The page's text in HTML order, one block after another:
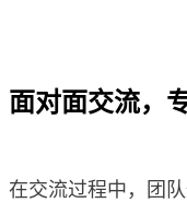
面对面交流，
在交流过程中，团